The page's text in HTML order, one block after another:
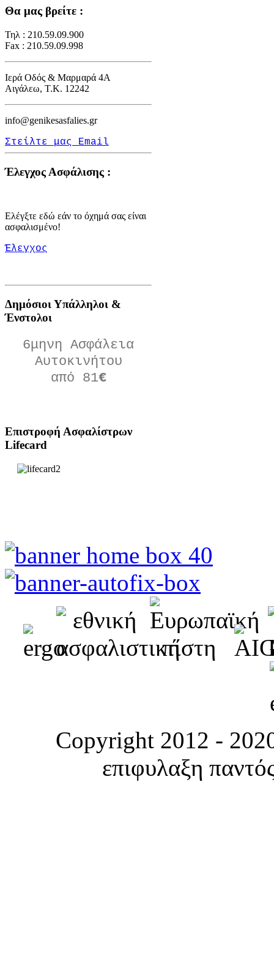
Θα μας βρείτε :
Τηλ : 210.59.09.900
Fax : 210.59.09.998
Ιερά Οδός & Μαρμαρά 4Α
Αιγάλεω, Τ.Κ. 12242
info@genikesasfalies.gr
Στείλτε μας Email
Έλεγχος Ασφάλισης :
Ελέγξτε εδώ εάν το όχημά σας είναι
ασφαλισμένο!
Έλεγχος
Δημόσιοι Υπάλληλοι &
Ένστολοι
6μηνη Ασφάλεια
Αυτοκινήτου
από 81€
Επιστροφή Ασφαλίστρων
Lifecard
Copyright 2012 -
επιφυλαξη